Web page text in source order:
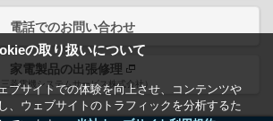
の取り扱いについて
ブサイトでの体験を向上させ、コンテンツや
、ウェブサイトのトラフィックを分析するた
電話でのお問い合わせ
家電製品の出張修理
三菱電機システムサービス株式会社）